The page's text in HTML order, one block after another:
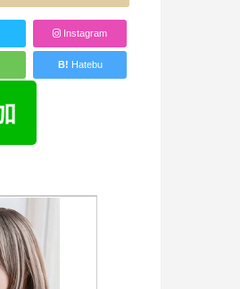
Instagram
B! Hatebu